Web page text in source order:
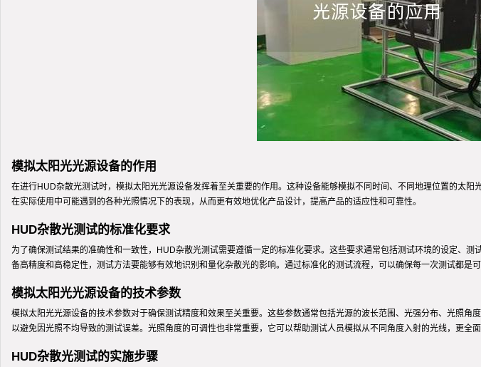
模拟太阳光光源设备的作用
在进行HUD杂散光测试时，模拟太阳光光源设备发挥着至关重要的作用。这种设备能够模拟不同时间、不同地理位置的太
在实际使用中可能遇到的各种光照情况下的表现，从而更有效地优化产品设计，提高产品的适应性和可靠性。
HUD杂散光测试的标准化要求
为了确保测试结果的准确性和一致性，HUD杂散光测试需要遵循一定的标准化要求。这些要求通常包括测试环境的设定、
备高精度和高稳定性，测试方法要能够有效地识别和量化杂散光的影响。通过标准化的测试流程，可以确保每一次测试都是
模拟太阳光光源设备的技术参数
模拟太阳光光源设备的技术参数对于确保测试精度和效果至关重要。这些参数通常包括光源的波长范围、光强分布、光照
以避免因光照不均导致的测试误差。光照角度的可调性也非常重要，它可以帮助测试人员模拟从不同角度入射的光线，更全
HUD杂散光测试的实施步骤